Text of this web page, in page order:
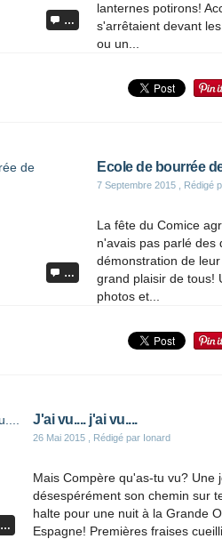
…
lanternes potirons!
s'arrêtaient devant
ou un...
…
Ecole de bourrée
7 Septembre 2015 , Rédigé
La fête du Comice
n'avais pas parlé des
démonstration de
grand plaisir de tous!
photos et...
…
J'ai vu.... j'ai vu....
26 Mai 2015 , Rédigé par Ionard
Mais Compère qu'as-tu vu? Une
désespérément son chemin sur
halte pour une nuit à la Grande
Espagne! Premières fraises